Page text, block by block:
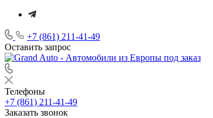
+7 (861) 211-41-49
Оставить запрос
Телефоны
+7 (861) 211-41-49
Заказать звонок